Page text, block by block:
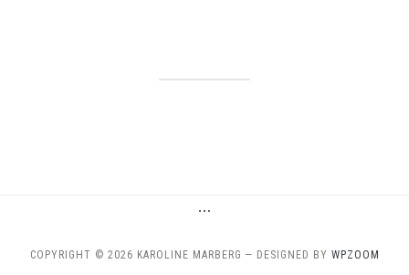
…
COPYRIGHT © 2026 KAROLINE MARBERG — DESIGNED BY WPZOOM